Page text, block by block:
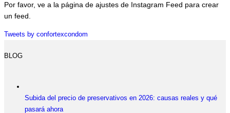
Por favor, ve a la página de ajustes de Instagram Feed para crear
un feed.
Tweets by confortexcondom
BLOG
Subida del precio de preservativos en 2026: causas reales y qué
pasará ahora